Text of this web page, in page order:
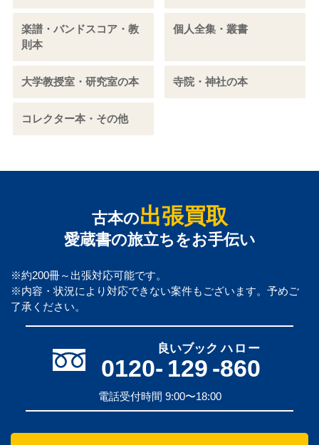
楽譜・バンドスコア・教
則本
個人全集・叢書
大学教授室・研究室の本 寺院・神社の本
コレクター本・その他
古本の出張買取
愛蔵書の旅立ちをお手伝い
※約200冊～出張対応可能です。
※内容・状況により対応できない案件もございます。予めご
了承ください。
0120- 129
良いブック
-860
ハロー
電話受付時間 9:00〜18:00